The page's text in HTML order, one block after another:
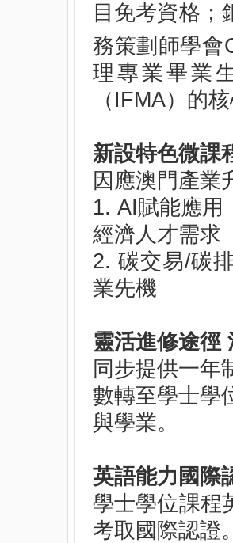
目免考資格；
務策劃師學會
理專業畢業
（IFMA）的
新設特色微課
因應澳門產業
1. AI賦能應用
經濟人才需求
2. 碳交易/碳
業先機
靈活進修途徑
同步提供一年
數轉至學士學
與學業。
英語能力國際
學士學位課程
考取國際認證